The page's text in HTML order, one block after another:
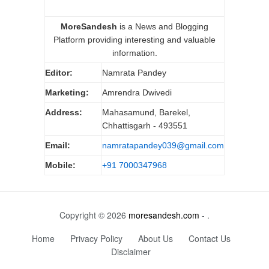
MoreSandesh is a News and Blogging
Platform providing interesting and valuable
information.
Editor: Namrata Pandey
Marketing: Amrendra Dwivedi
Address:
Mahasamund, Barekel,
Chhattisgarh - 493551
Email: namratapandey039@gmail.com
Mobile: +91 7000347968
Copyright © 2026 moresandesh.com - .
Home
Privacy Policy About Us
Contact Us
Disclaimer